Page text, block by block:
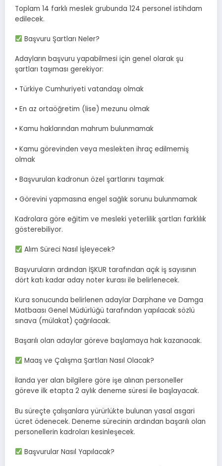
Toplam 14 farklı meslek grubunda 124 personel istihdam
edilecek.
Başvuru Şartları Neler?
Adayların başvuru yapabilmesi için genel olarak şu
şartları taşıması gerekiyor:
• Türkiye Cumhuriyeti vatandaşı olmak
• En az ortaöğretim (lise) mezunu olmak
• Kamu haklarından mahrum bulunmamak
• Kamu görevinden veya meslekten ihraç edilmemiş
olmak
• Başvurulan kadronun özel şartlarını taşımak
• Görevini yapmasına engel sağlık sorunu bulunmamak
Kadrolara göre eğitim ve mesleki yeterlilik şartları farklılık
gösterebiliyor.
Alım Süreci Nasıl İşleyecek?
Başvuruların ardından İŞKUR tarafından açık iş sayısının
dört katı kadar aday noter kurası ile belirlenecek.
Kura sonucunda belirlenen adaylar Darphane ve Damga
Matbaası Genel Müdürlüğü tarafından yapılacak sözlü
sınava (mülakat) çağrılacak.
Başarılı olan adaylar göreve başlamaya hak kazanacak.
Maaş ve Çalışma Şartları Nasıl Olacak?
İlanda yer alan bilgilere göre işe alınan personeller
göreve ilk etapta 2 aylık deneme süresi ile başlayacak.
Bu süreçte çalışanlara yürürlükte bulunan yasal asgari
ücret ödenecek. Deneme sürecinin ardından başarılı olan
personellerin kadroları kesinleşecek.
Başvurular Nasıl Yapılacak?